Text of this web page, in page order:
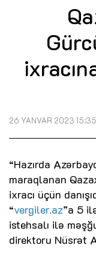
26 YANVAR 2023 15:35
“Hazırda
maraqlanan
ixracı üçün
“vergiler.az”a 5
istehsalı ilə
direktoru Nüsrət